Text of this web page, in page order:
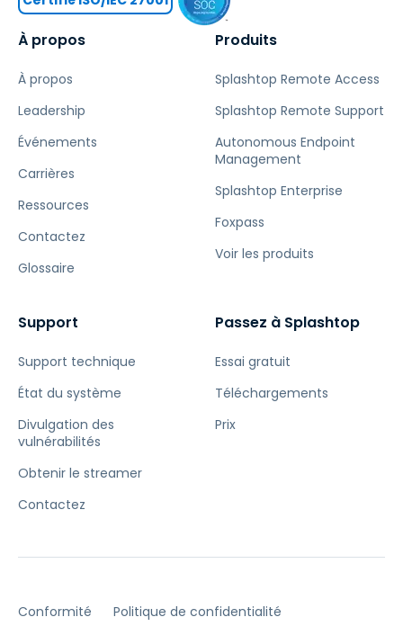
À propos
À propos
Leadership
Événements
Carrières
Ressources
Contactez
Glossaire
Produits
Splashtop Remote Access
Splashtop Remote Support
Autonomous Endpoint
Management
Splashtop Enterprise
Foxpass
Voir les produits
Support
Support technique
État du système
Divulgation des
vulnérabilités
Obtenir le streamer
Contactez
Passez à Splashtop
Essai gratuit
Téléchargements
Prix
Conformité Politique de confidentialité